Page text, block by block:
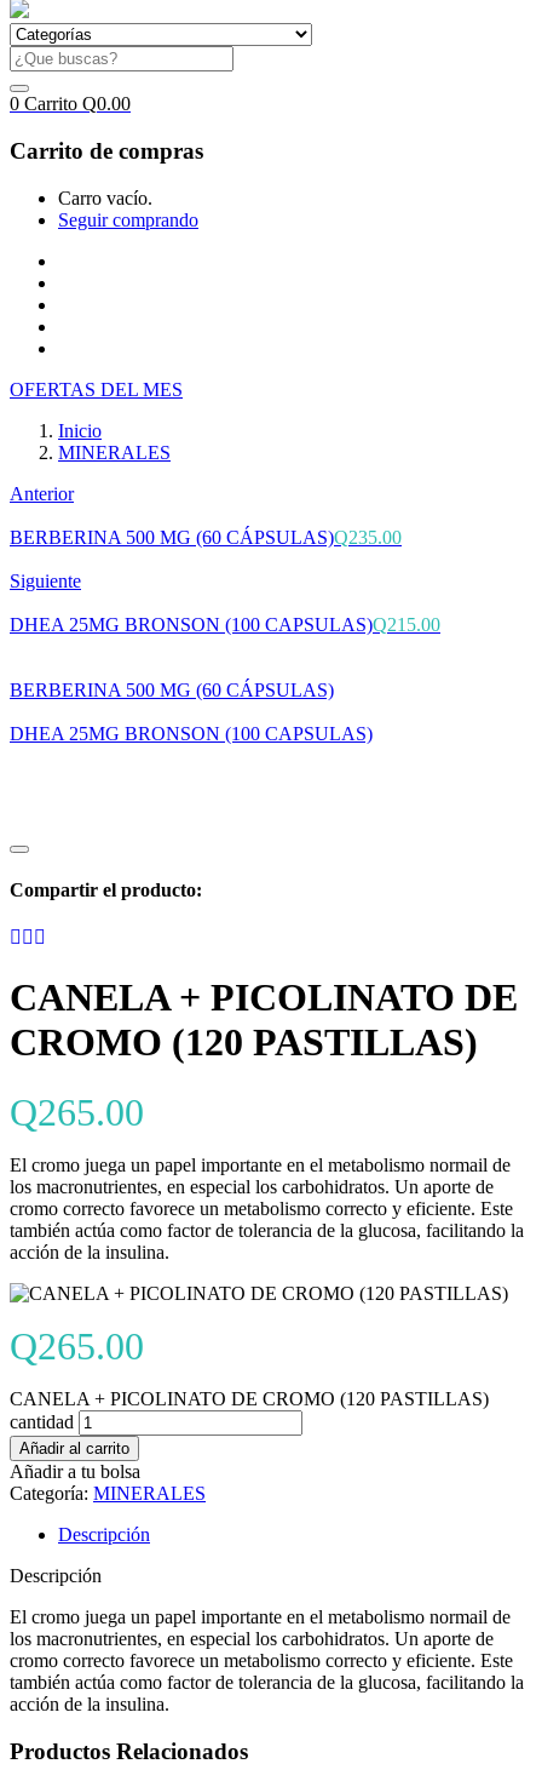
0 Carrito Q0.00
Carrito de compras
Carro vacío.
Seguir comprando
OFERTAS DEL MES
Inicio
MINERALES
Anterior
BERBERINA 500 MG (60 CÁPSULAS)Q235.00
Siguiente
DHEA 25MG BRONSON (100 CAPSULAS)Q215.00
BERBERINA 500 MG (60 CÁPSULAS)
DHEA 25MG BRONSON (100 CAPSULAS)
Compartir el producto:
CANELA + PICOLINATO DE
CROMO (120 PASTILLAS)
Q265.00
El cromo juega un papel importante en el metabolismo normail de
los macronutrientes, en especial los carbohidratos. Un aporte de
cromo correcto favorece un metabolismo correcto y eficiente. Este
también actúa como factor de tolerancia de la glucosa, facilitando la
acción de la insulina.
Q265.00
CANELA + PICOLINATO DE CROMO (120 PASTILLAS)
cantidad
Añadir al carrito
Añadir a tu bolsa
Categoría: MINERALES
Descripción
Descripción
El cromo juega un papel importante en el metabolismo normail de
los macronutrientes, en especial los carbohidratos. Un aporte de
cromo correcto favorece un metabolismo correcto y eficiente. Este
también actúa como factor de tolerancia de la glucosa, facilitando la
acción de la insulina.
Productos Relacionados